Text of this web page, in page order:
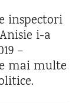
inspectori
i-a
–
mai multe